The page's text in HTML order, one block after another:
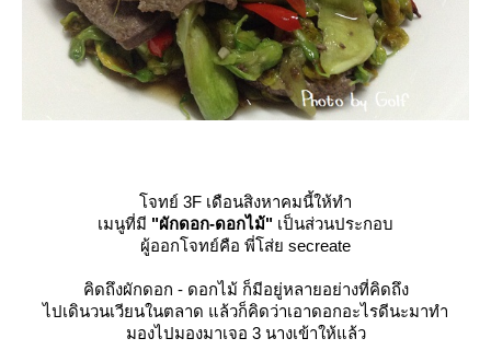
จทย์ 3F เดือนสิงหาคมนี้ให้ทำ
เมนูที่มี "ผักดอก-ดอกไม้" เป็นส่วนประกอบ
ผู้ออกโจทย์คือ พี่โส่ย secreate
คิดถึงผักดอก - ดอกไม้ ก็มีอยู่หลายอย่างที่คิดถึง
ไปเดินวนเวียนในตลาด แล้วก็คิดว่าเอาดอกอะไรดีนะมาทำ
มองไปมองมาเจอ 3 นางเข้าให้แล้ว